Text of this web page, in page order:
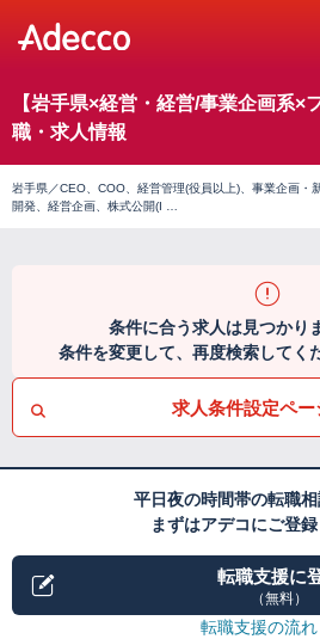
【岩手県×経営・経営/事業企画系×
職・求人情報
岩手県／CEO、COO、経営管理(役員以上)、事業企画・
開発、経営企画、株式公開(I …
条件に合う求人は見つかり
条件を変更して、再度検索してく
求人条件設定ペー
平日夜の時間帯の転職相
まずはアデコにご登
転職支援に
（無料）
転職支援の流れ